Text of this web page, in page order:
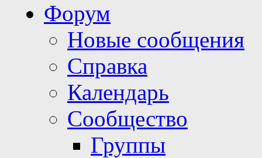
Форум
Новые сообщения
Справка
Календарь
Сообщество
Группы